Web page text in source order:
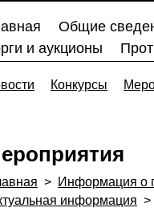
Общие
и аукционы
Конкурсы
> Информация о
информация >